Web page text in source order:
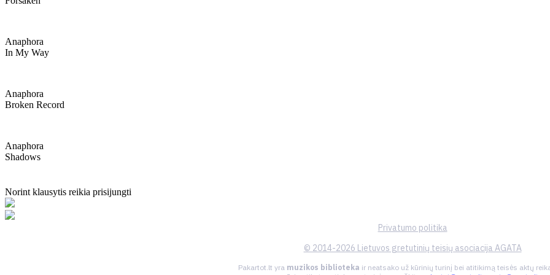
Anaphora
In My Way
Anaphora
Broken Record
Anaphora
Shadows
Norint klausytis reikia prisijungti
Privatumo politika
© 2014-2026 Lietuvos gretutinių teisių asociacija AGATA
Pakartot.lt yra muzikos biblioteka ir neatsako už kūrinių turinį bei atitikimą teisės aktų